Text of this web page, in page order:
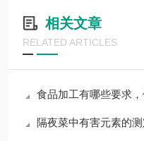
相关文章
RELATED ARTICLES
食品加工有哪些要求
隔夜菜中有害元素的测